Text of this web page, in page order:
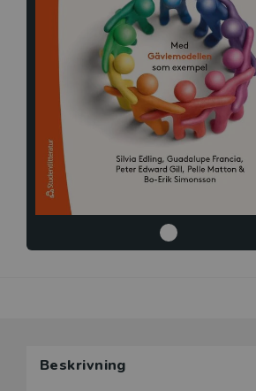
Beskrivning